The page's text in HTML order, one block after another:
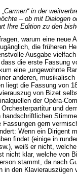
in der
– ob mit Dialogen
Ihre Edition zu den
warum eine neue
die früheren
Ausgabe
die erste Fassung
eine „ungewohnte
anderen,
liegt die Fassung von
von Bizet
der Opéra-
und
handschriftlichen
Fassungen gern
Wenn ein Dirigent
findet (einige in
weiß er nicht,
nicht klar, welche von
stammt, da nach
in den Klavierauszügen